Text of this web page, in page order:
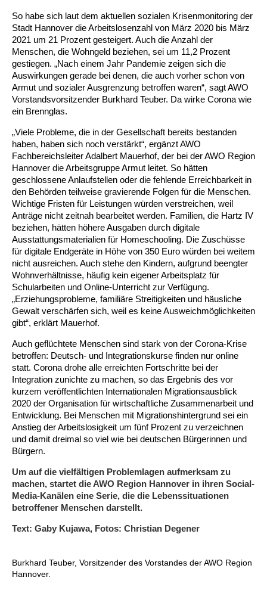
Ortsverein Arnum
Ortsverein Barsinghausen
Ortsverein Bennigsen
Ortsverein Bredenbeck
Ortsverein Godshorn
Ortsverein Garbsen
Ortsverein Fuhrberg
Ortsverein Berenbostel
Ortsverein Burgdorf
Ortsverein Burgdorf
Ortsverein Engelbostel-Schulenburg
Kindertagesstätte Freytagstraße
Kindertagesstätte Gehägestraße
Kindertagesstätte Gottfried-Keller-Straße /
Familienzentrum
Kindertagesstätte Große Pranke
Kindertagesstätte Herbartstraße
Kindertagesstätte Hiltrud-Grote-Weg
Krippe Höltystraße
Kindertagesstätte Ibykusweg / Familienzentrum
Kindertagesstätte Johannes-Lau-Hof
Kindertagesstätte Klaus-Müller-Kilian-Weg /
“Mäuseburg” / Familienzentrum
Kindertagesstätte König-Ludwig-Straße
Kindertagesstätte Langes Feld “Deisterspatzen”
Kindertagesstätte Moorlilienweg /
Familienzentrum
Kindertagesstätte Petermannstraße /
Familienzentrum
Kindertagesstätte Rosenbergstraße
Krippe Schleswiger Straße
Kindertagesstätte Sylter Weg
Kindertagesstätte Elmstraße / Familienzentrum
Kindertagesstätte Freudenthalstraße /
Familienzentrum
Kindertagesstätte Freytagstraße
Kindertagesstätte Gehägestraße
Kindertagesstätte Gorch-Fock-Straße
Kindertagesstätte Gottfried-Keller-Straße /
Familienzentrum
Kindertagesstätte Große Pranke
Kindertagesstätte Harenberger Straße
Kindertagesstätte Herbartstraße
Kindertagesstätte Hiltrud-Grote-Weg
Kindertagesstätte Ibykusweg / Familienzentrum
Kindertagesstätte Johannes-Lau-Hof
Kindertagesstätte Kapellenbrink /
Familienzentrum
Kindertagesstätte Klaus-Müller-Kilian-Weg /
“Mäuseburg” / Familienzentrum
Kindertagesstätte Langes Feld “Deisterspatzen”
Kindertagesstätte Levester Straße
Kindertagesstätte Moorlilienweg /
Kindertagesstätte Mühenkamp / Familienzentrum
Kindertagesstätte Pfarrlandplatz
Kindertagesstätte Rosenbergstraße
Hort Salzmannstraße
Kindertagesstätte Schweriner Straße /
Außenstelle Hort Stenhusenstraße
Kindertagesstätte Sylter Weg
Kindertagesstätte Mühenkamp / Familienzentrum
Kindertagesstätte Petermannstraße /
Familienzentrum
Kindertagesstätte Schweriner Straße /
Familienzentrum
Life Kinetik
Yoga mit Baby
Yoga in der Schwangerschaft
Stretch und Relax
Fitness für Frauen
Online Pflege- und Seniorenberatung
Helfende Hände
Pflege und Wohnen
Beratungsangebote
Jugendwohnen im Stadtteil
Ältere Menschen
Behördenbegleitung und Formularausfüllhilfe
Mehrsprachige Beratung
Wegweiser Seniorenkompass
Infotelefon
Migration
Berufssprachkurse
Migrationsberatung für junge Menschen
Interkulturelle Beratung für ältere Menschen
Menschen mit Behinderungen
So habe sich laut dem aktuellen sozialen Krisenmonitoring der
Stadt Hannover die Arbeitslosenzahl von März 2020 bis März
2021 um 21 Prozent gesteigert. Auch die Anzahl der
Menschen, die Wohngeld beziehen, sei um 11,2 Prozent
gestiegen. „Nach einem Jahr Pandemie zeigen sich die
Auswirkungen gerade bei denen, die auch vorher schon von
Armut und sozialer Ausgrenzung betroffen waren“, sagt AWO
Vorstandsvorsitzender Burkhard Teuber. Da wirke Corona wie
ein Brennglas.
„Viele Probleme, die in der Gesellschaft bereits bestanden
haben, haben sich noch verstärkt“, ergänzt AWO
Fachbereichsleiter Adalbert Mauerhof, der bei der AWO Region
Hannover die Arbeitsgruppe Armut leitet. So hätten
geschlossene Anlaufstellen oder die fehlende Erreichbarkeit in
den Behörden teilweise gravierende Folgen für die Menschen.
Wichtige Fristen für Leistungen würden verstreichen, weil
Anträge nicht zeitnah bearbeitet werden. Familien, die Hartz IV
beziehen, hätten höhere Ausgaben durch digitale
Ausstattungsmaterialien für Homeschooling. Die Zuschüsse
für digitale Endgeräte in Höhe von 350 Euro würden bei weitem
nicht ausreichen. Auch stehe den Kindern, aufgrund beengter
Wohnverhältnisse, häufig kein eigener Arbeitsplatz für
Schularbeiten und Online-Unterricht zur Verfügung.
„Erziehungsprobleme, familiäre Streitigkeiten und häusliche
Gewalt verschärfen sich, weil es keine Ausweichmöglichkeiten
gibt“, erklärt Mauerhof.
Auch geflüchtete Menschen sind stark von der Corona-Krise
betroffen: Deutsch- und Integrationskurse finden nur online
statt. Corona drohe alle erreichten Fortschritte bei der
Integration zunichte zu machen, so das Ergebnis des vor
kurzem veröffentlichten Internationalen Migrationsausblick
2020 der Organisation für wirtschaftliche Zusammenarbeit und
Entwicklung. Bei Menschen mit Migrationshintergrund sei ein
Anstieg der Arbeitslosigkeit um fünf Prozent zu verzeichnen
und damit dreimal so viel wie bei deutschen Bürgerinnen und
Bürgern.
Um auf die vielfältigen Problemlagen aufmerksam zu
machen, startet die AWO Region Hannover in ihren Social-
Media-Kanälen eine Serie, die die Lebenssituationen
betroffener Menschen darstellt.
Text: Gaby Kujawa, Fotos: Christian Degener
Burkhard Teuber, Vorsitzender des Vorstandes der AWO Region
Hannover.